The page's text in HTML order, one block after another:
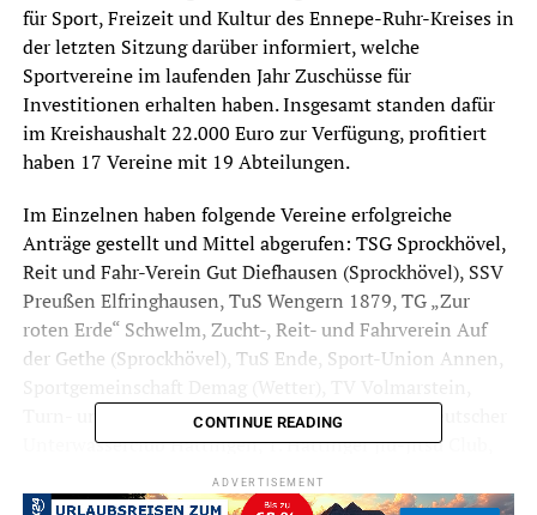
für Sport, Freizeit und Kultur des Ennepe-Ruhr-Kreises in
der letzten Sitzung darüber informiert, welche
Sportvereine im laufenden Jahr Zuschüsse für
Investitionen erhalten haben. Insgesamt standen dafür
im Kreishaushalt 22.000 Euro zur Verfügung, profitiert
haben 17 Vereine mit 19 Abteilungen.
Im Einzelnen haben folgende Vereine erfolgreiche
Anträge gestellt und Mittel abgerufen: TSG Sprockhövel,
Reit und Fahr-Verein Gut Diefhausen (Sprockhövel), SSV
Preußen Elfringhausen, TuS Wengern 1879, TG „Zur
roten Erde“ Schwelm, Zucht-, Reit- und Fahrverein Auf
der Gethe (Sprockhövel), TuS Ende, Sport-Union Annen,
Turn- und Skiclub Breckerfeld, KSV Witten 07, Deutscher
Unterwasserclub Hattingen, 1. Hattinger Jiu-Jitsu Club,
Ruderclub Westfalen 1929 (Herdecke), Billardclub
Crengeldanz Witten 1931, Ennepetaler Tanzclub Rot-
CONTINUE READING
ADVERTISEMENT